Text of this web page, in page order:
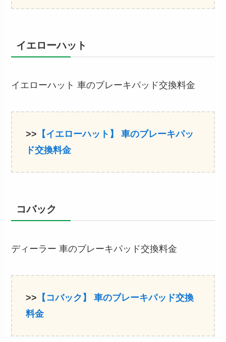
イエローハット
イエローハット 車のブレーキパッド交換料金
>> 【イエローハット】車のブレーキパッ
ド交換料金
コバック
ディーラー 車のブレーキパッド交換料金
>> 【コバック】車のブレーキパッド交換
料金